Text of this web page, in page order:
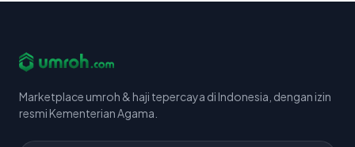
Marketplace umroh & haji tepercaya di Indonesia, dengan izin
resmi Kementerian Agama.